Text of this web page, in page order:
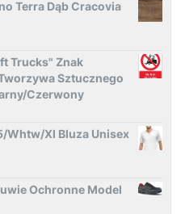
Terra Dąb Cracovia
Trucks" Znak
Sztucznego
Czerwony
Whtw/Xl Bluza Unisex
Ochronne Model